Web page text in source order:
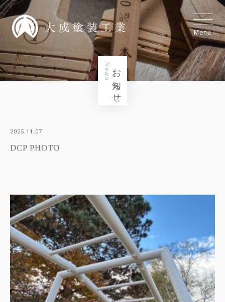
Menu
お知らせ
News
2025.11.07
DCP PHOTO